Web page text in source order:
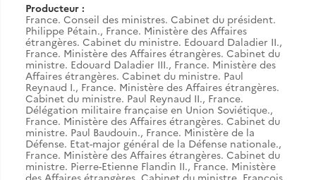
Producteur :
France. Conseil des ministres. Cabinet du président.
Philippe Pétain., France. Ministère des Affaires
étrangères. Cabinet du ministre. Edouard Daladier II.,
France. Ministère des Affaires étrangères. Cabinet du
ministre. Edouard Daladier III., France. Ministère des
Affaires étrangères. Cabinet du ministre. Paul
Reynaud I., France. Ministère des Affaires étrangères.
Cabinet du ministre. Paul Reynaud II., France.
Délégation militaire française en Union Soviétique.,
France. Ministère des Affaires étrangères. Cabinet du
ministre. Paul Baudouin., France. Ministère de la
Défense. Etat-major général de la Défense nationale.,
France. Ministère des Affaires étrangères. Cabinet du
ministre. Pierre-Etienne Flandin II., France. Ministère
des Affaires étrangères. Cabinet du ministre. François